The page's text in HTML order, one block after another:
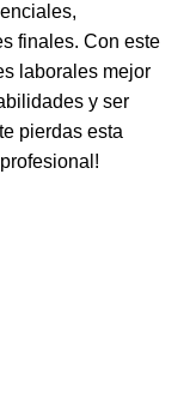
finales. Con este
laborales mejor
y ser
pierdas esta